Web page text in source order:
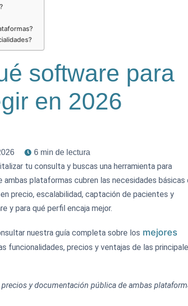
software para
en 2026
6 min de lectura
tu consulta y buscas una herramienta para
plataformas cubren las necesidades básicas
precio, escalabilidad, captación de pacientes y
y para qué perfil encaja mejor.
nuestra guía completa sobre los mejores
funcionalidades, precios y ventajas de las
y documentación pública de ambas